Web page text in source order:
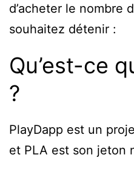
d’acheter le nombre
souhaitez détenir :
Qu’est-ce
?
PlayDapp est un
et PLA est son jeton